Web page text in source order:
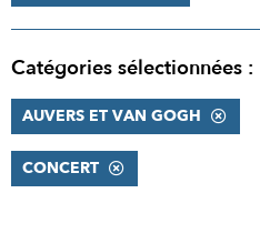
Catégories sélectionnées :
AUVERS ET VAN GOGH
CONCERT